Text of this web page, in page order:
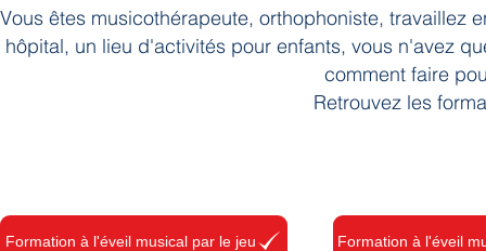
Vous êtes musicothérapeute, orthophoniste, travaillez
hôpital, un lieu d'activités pour enfants, vous n'avez
comment faire
Retrouvez les
Formation à l'éveil musical par le jeu Formation à l'éveil